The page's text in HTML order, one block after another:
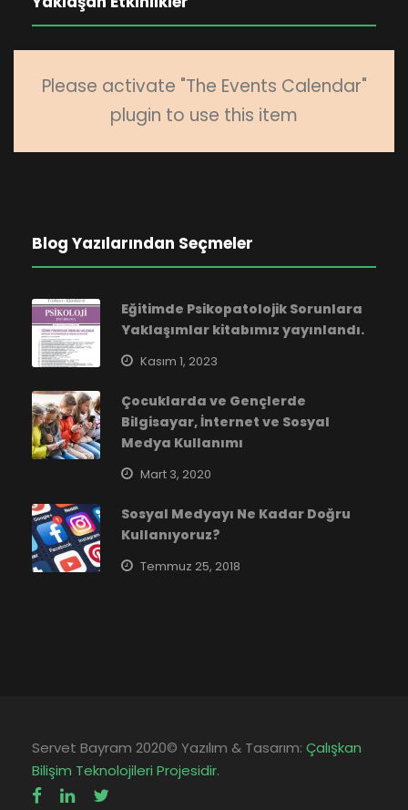
Please activate "The Events Calendar"
plugin to use this item
Blog Yazılarından Seçmeler
Eğitimde Psikopatolojik Sorunlara
Yaklaşımlar kitabımız yayınlandı.
Kasım 1, 2023
Çocuklarda ve Gençlerde
Bilgisayar, İnternet ve Sosyal
Medya Kullanımı
Mart 3, 2020
Sosyal Medyayı Ne Kadar Doğru
Kullanıyoruz?
Temmuz 25, 2018
Servet Bayram 2020© Yazılım & Tasarım: Çalışkan
Bilişim Teknolojileri Projesidir.